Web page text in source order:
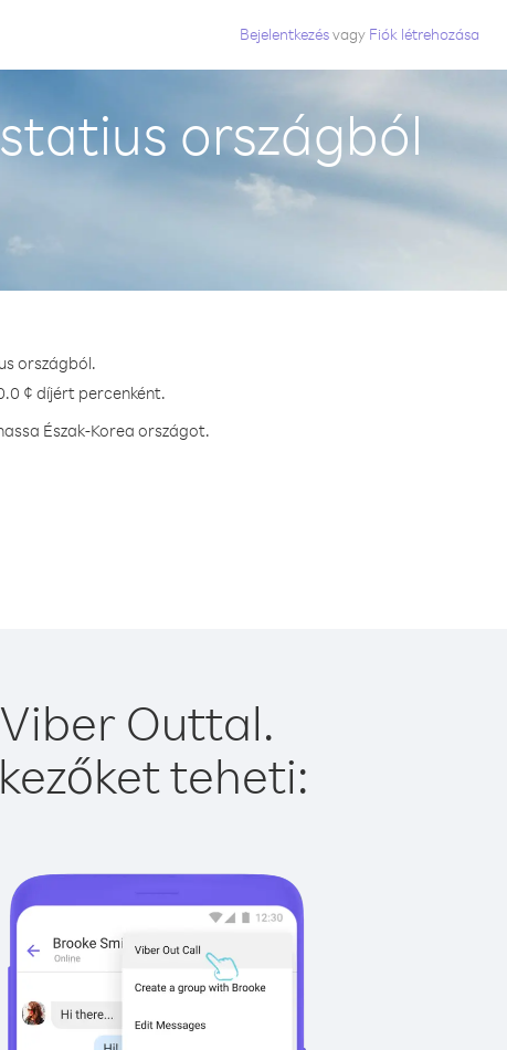
Bejelentkezésvagy Fiók létrehozása
országból
országból.
¢ díjért percenként.
Észak-Korea országot.
Outtal.
teheti: